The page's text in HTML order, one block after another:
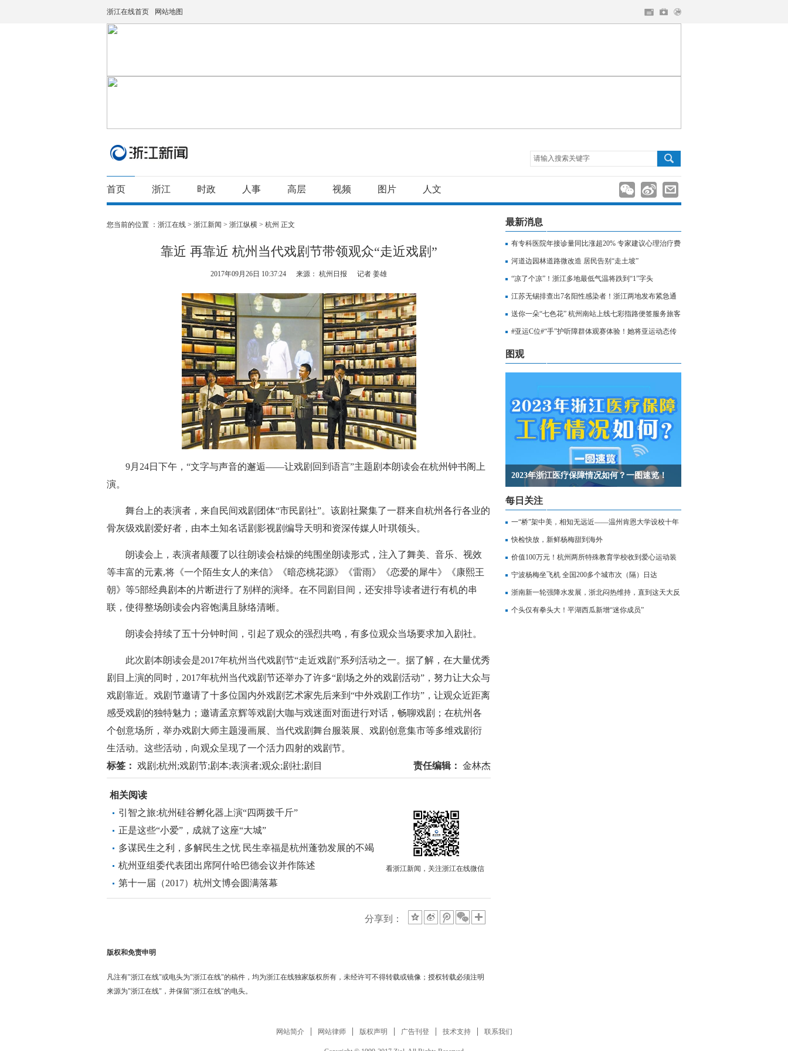
浙江在线首页 网站地图
请输入搜索关键字
首页 浙江 时政 人事 高层 视频 图片 人文
您当前的位置 ： 浙江在线 > 浙江新闻 > 浙江纵横 > 杭州 正文
靠近 再靠近 杭州当代戏剧节带领观众“走近戏剧”
2017年09月26日 10:37:24 来源： 杭州日报 记者 姜雄
9月24日下午，“文字与声音的邂逅——让戏剧回到语言”主题剧本朗读会在杭州钟书阁上
演。
舞台上的表演者，来自民间戏剧团体“市民剧社”。该剧社聚集了一群来自杭州各行各业的
骨灰级戏剧爱好者，由本土知名话剧影视剧编导天明和资深传媒人叶琪领头。
朗读会上，表演者颠覆了以往朗读会枯燥的纯围坐朗读形式，注入了舞美、音乐、视效
等丰富的元素,将《一个陌生女人的来信》《暗恋桃花源》《雷雨》《恋爱的犀牛》《康熙王
朝》等5部经典剧本的片断进行了别样的演绎。在不同剧目间，还安排导读者进行有机的串
联，使得整场朗读会内容饱满且脉络清晰。
朗读会持续了五十分钟时间，引起了观众的强烈共鸣，有多位观众当场要求加入剧社。
此次剧本朗读会是2017年杭州当代戏剧节“走近戏剧”系列活动之一。据了解，在大量优秀
剧目上演的同时，2017年杭州当代戏剧节还举办了许多“剧场之外的戏剧活动”，努力让大众与
戏剧靠近。戏剧节邀请了十多位国内外戏剧艺术家先后来到“中外戏剧工作坊”，让观众近距离
感受戏剧的独特魅力；邀请孟京辉等戏剧大咖与戏迷面对面进行对话，畅聊戏剧；在杭州各
个创意场所，举办戏剧大师主题漫画展、当代戏剧舞台服装展、戏剧创意集市等多维戏剧衍
生活动。这些活动，向观众呈现了一个活力四射的戏剧节。
标签：
戏剧;杭州;戏剧节;剧本;表演者;观众;剧社;剧目 责任编辑： 金林杰
看浙江新闻，关注浙江在线微信
相关阅读
引智之旅:杭州硅谷孵化器上演“四两拨千斤”
正是这些“小爱”，成就了这座“大城”
多谋民生之利，多解民生之忧 民生幸福是杭州蓬勃发展的不竭
动力
杭州亚组委代表团出席阿什哈巴德会议并作陈述
第十一届（2017）杭州文博会圆满落幕
分享到：
版权和免责申明
凡注有"浙江在线"或电头为"浙江在线"的稿件，均为浙江在线独家版权所有，未经许可不得转载或镜像；授权转载必须注明
来源为"浙江在线"，并保留"浙江在线"的电头。
最新消息
有专科医院年接诊量同比涨超20% 专家建议心理治疗费
用纳入医保
河道边园林道路微改造 居民告别“走土坡”
“凉了个凉”！浙江多地最低气温将跌到“1”字头
江苏无锡排查出7名阳性感染者！浙江两地发布紧急通
知，相关人员请立即报备
送你一朵“七色花” 杭州南站上线七彩指路便签服务旅客
出行
#亚运C位#“手”护听障群体观赛体验！她将亚运动态传
至无声世界
图观
2023年浙江医疗保障情况如何？一图速览！
每日关注
一“桥”架中美，相知无远近——温州肯恩大学设校十年
记
快检快放，新鲜杨梅甜到海外
价值100万元！杭州两所特殊教育学校收到爱心运动装
备
宁波杨梅坐飞机 全国200多个城市次（隔）日达
浙南新一轮强降水发展，浙北闷热维持，直到这天大反
转
个头仅有拳头大！平湖西瓜新增“迷你成员”
网站简介 网站律师 版权声明 广告刊登 技术支持 联系我们